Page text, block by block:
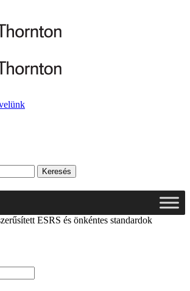
ESRS és önkéntes standardok